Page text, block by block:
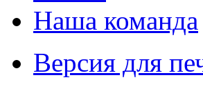
Наша команда
Версия для